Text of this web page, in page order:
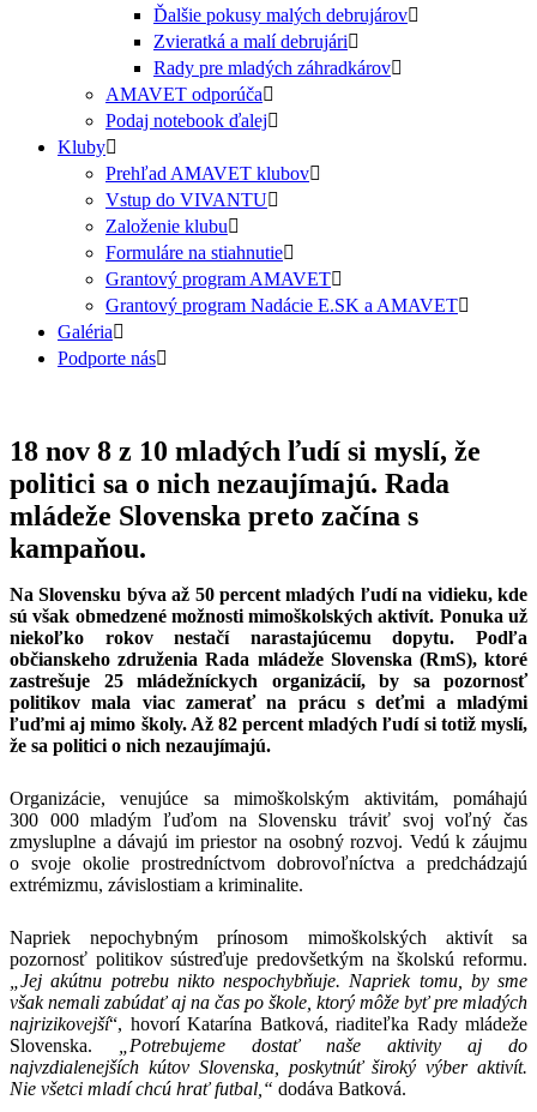
Ďalšie pokusy malých debrujárov
Zvieratká a malí debrujári
Rady pre mladých záhradkárov
AMAVET odporúča
Podaj notebook ďalej
Kluby
Prehľad AMAVET klubov
Vstup do VIVANTU
Založenie klubu
Formuláre na stiahnutie
Grantový program AMAVET
Grantový program Nadácie E.SK a AMAVET
Galéria
Podporte nás
18 nov 8 z 10 mladých ľudí si myslí, že
politici sa o nich nezaujímajú. Rada
mládeže Slovenska preto začína s
kampaňou.
Na Slovensku býva až 50 percent mladých ľudí na vidieku, kde
sú však obmedzené možnosti mimoškolských aktivít. Ponuka už
niekoľko rokov nestačí narastajúcemu dopytu. Podľa
občianskeho združenia Rada mládeže Slovenska (RmS), ktoré
zastrešuje 25 mládežníckych organizácií, by sa pozornosť
politikov mala viac zamerať na prácu s deťmi a mladými
ľuďmi aj mimo školy. Až 82 percent mladých ľudí si totiž myslí,
že sa politici o nich nezaujímajú.
Organizácie, venujúce sa mimoškolským aktivitám, pomáhajú
300 000 mladým ľuďom na Slovensku tráviť svoj voľný čas
zmysluplne a dávajú im priestor na osobný rozvoj. Vedú k záujmu
o svoje okolie prostredníctvom dobrovoľníctva a predchádzajú
extrémizmu, závislostiam a kriminalite.
Napriek nepochybným prínosom mimoškolských aktivít sa
pozornosť politikov sústreďuje predovšetkým na školskú reformu.
„Jej akútnu potrebu nikto nespochybňuje. Napriek tomu, by sme
však nemali zabúdať aj na čas po škole, ktorý môže byť pre mladých
najrizikovejší“, hovorí Katarína Batková, riaditeľka Rady mládeže
Slovenska.
„Potrebujeme dostať naše aktivity aj do
najvzdialenejších kútov Slovenska, poskytnúť široký výber aktivít.
Nie všetci mladí chcú hrať futbal,“ dodáva Batková.